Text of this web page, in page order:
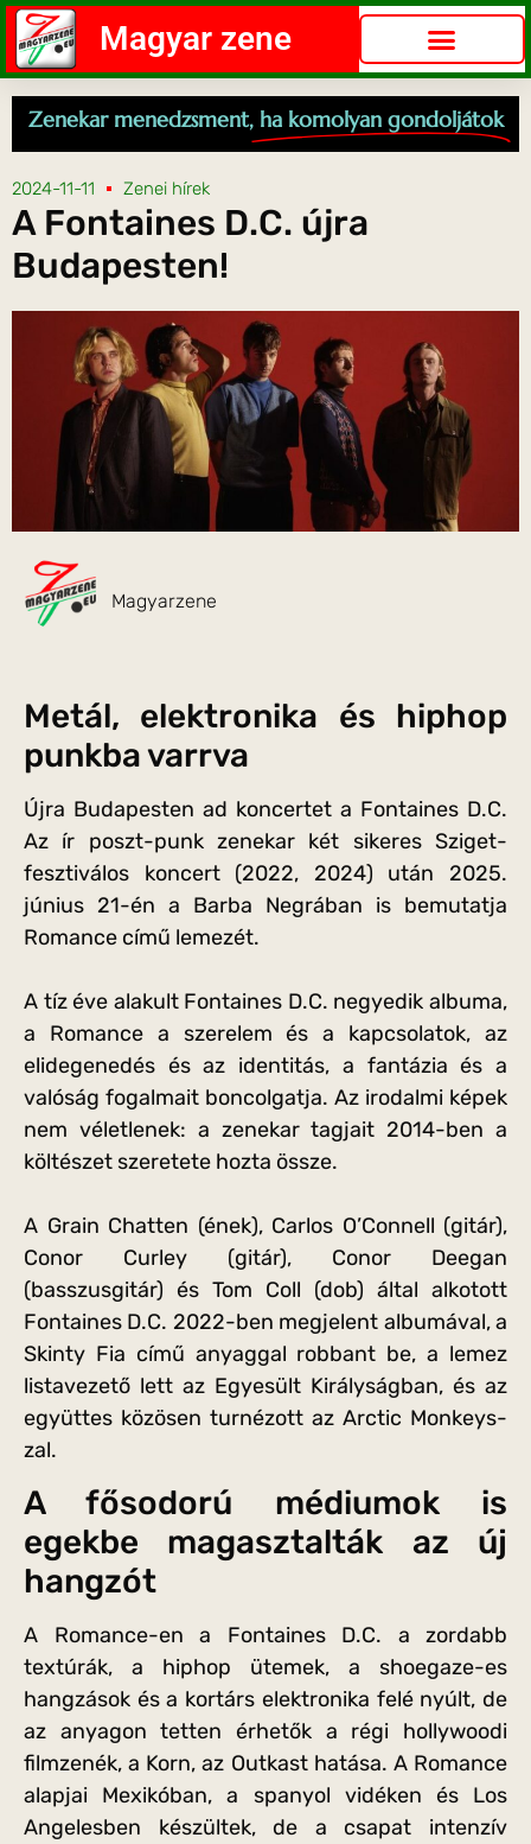
Magyar zene
Zenekar menedzsment, ha komolyan gondoljátok
2024-11-11 Zenei hírek
A Fontaines D.C. újra
Budapesten!
Magyarzene
Metál, elektronika és hiphop
punkba varrva
Újra Budapesten ad koncertet a Fontaines D.C.
Az ír poszt-punk zenekar két sikeres Sziget-
fesztiválos koncert (2022, 2024) után 2025.
június 21-én a Barba Negrában is bemutatja
Romance című lemezét.
A tíz éve alakult Fontaines D.C. negyedik albuma,
a Romance a szerelem és a kapcsolatok, az
elidegenedés és az identitás, a fantázia és a
valóság fogalmait boncolgatja. Az irodalmi képek
nem véletlenek: a zenekar tagjait 2014-ben a
költészet szeretete hozta össze.
A Grain Chatten (ének), Carlos O’Connell (gitár),
Conor Curley (gitár), Conor Deegan
(basszusgitár) és Tom Coll (dob) által alkotott
Fontaines D.C. 2022-ben megjelent albumával, a
Skinty Fia című anyaggal robbant be, a lemez
listavezető lett az Egyesült Királyságban, és az
együttes közösen turnézott az Arctic Monkeys-
zal.
A fősodorú médiumok is
egekbe magasztalták az új
hangzót
A Romance-en a Fontaines D.C. a zordabb
textúrák, a hiphop ütemek, a shoegaze-es
hangzások és a kortárs elektronika felé nyúlt, de
az anyagon tetten érhetők a régi hollywoodi
filmzenék, a Korn, az Outkast hatása. A Romance
alapjai Mexikóban, a spanyol vidéken és Los
Angelesben készültek, de a csapat intenzív